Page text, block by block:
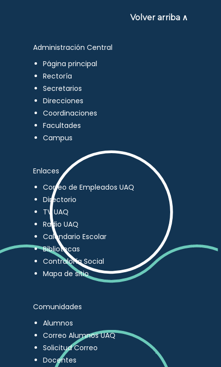
Volver arriba ∧
Administración Central
Página principal
Rectoría
Secretarios
Direcciones
Coordinaciones
Facultades
Campus
Enlaces
Correo de Empleados UAQ
Directorio
TV UAQ
Radio UAQ
Calendario Escolar
Bibliotecas
Contraloría Social
Mapa de sitio
Comunidades
Alumnos
Correo Alumnos UAQ
Solicitud Correo
Docentes